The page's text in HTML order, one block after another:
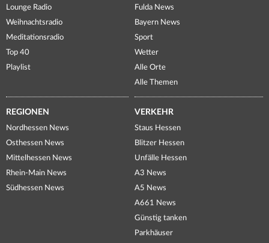
Lounge Radio
Weihnachtsradio
Meditationsradio
Top 40
Playlist
Fulda News
Bayern News
Sport
Wetter
Alle Orte
Alle Themen
REGIONEN
Nordhessen News
Osthessen News
Mittelhessen News
Rhein-Main News
Südhessen News
VERKEHR
Staus Hessen
Blitzer Hessen
Unfälle Hessen
A3 News
A5 News
A661 News
Günstig tanken
Parkhäuser